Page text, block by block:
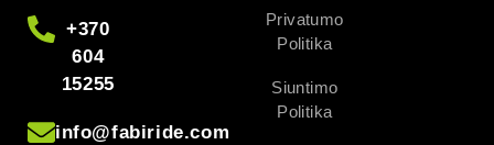
+370
604
15255
info@fabiride.com
Privatumo
Politika
Siuntimo
Politika